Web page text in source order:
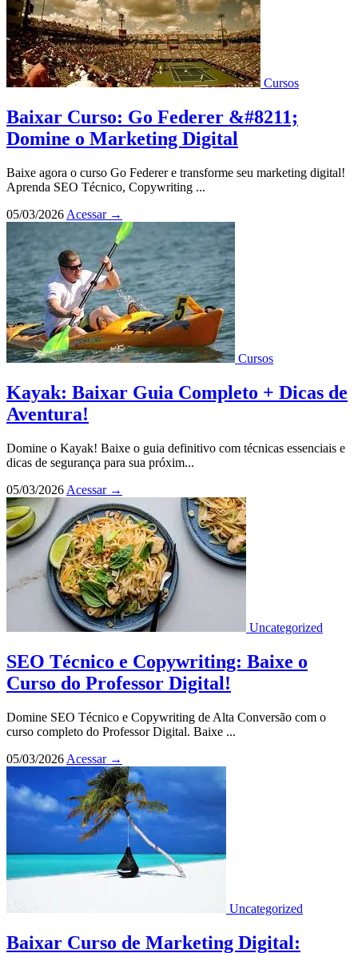
Cursos
Baixar Curso: Go Federer &#8211;
Domine o Marketing Digital
Baixe agora o curso Go Federer e transforme seu marketing digital!
Aprenda SEO Técnico, Copywriting ...
05/03/2026 Acessar →
Cursos
Kayak: Baixar Guia Completo + Dicas de
Aventura!
Domine o Kayak! Baixe o guia definitivo com técnicas essenciais e
dicas de segurança para sua próxim...
05/03/2026 Acessar →
Uncategorized
SEO Técnico e Copywriting: Baixe o
Curso do Professor Digital!
Domine SEO Técnico e Copywriting de Alta Conversão com o
curso completo do Professor Digital. Baixe ...
05/03/2026 Acessar →
Uncategorized
Baixar Curso de Marketing Digital: